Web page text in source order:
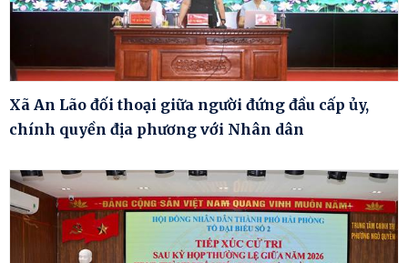
Xã An Lão đối thoại giữa người đứng đầu cấp ủy,
chính quyền địa phương với Nhân dân